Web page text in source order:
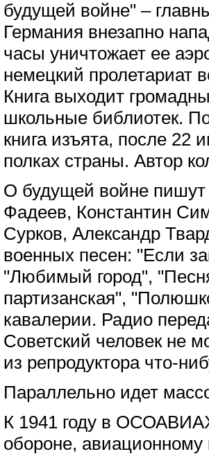
будущей войне" –
Германия внезапно
часы уничтожает ее
немецкий пролетариат
Книга выходит
школьные библиотек.
книга изъята, после 22
полках страны. Автор
О будущей войне пишут
Фадеев, Константин
Сурков, Александр
военных песен: "Если
"Любимый город",
партизанская",
кавалерии. Радио
Советский человек не
из репродуктора что-
Параллельно идет
К 1941 году в
обороне, авиационному